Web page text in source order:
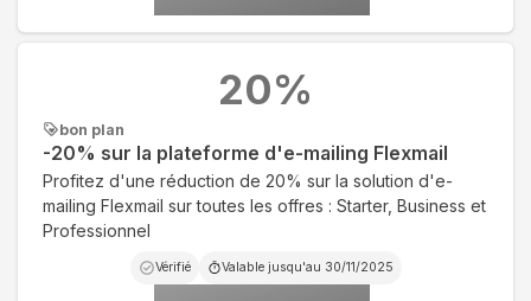
bon plan
-20% sur la plateforme d'e-mailing Flexmail
Profitez d'une réduction de 20% sur la solution d'e-
mailing Flexmail sur toutes les offres : Starter, Business et
Professionnel
Vérifié Valable jusqu'au 30/11/2025
20%